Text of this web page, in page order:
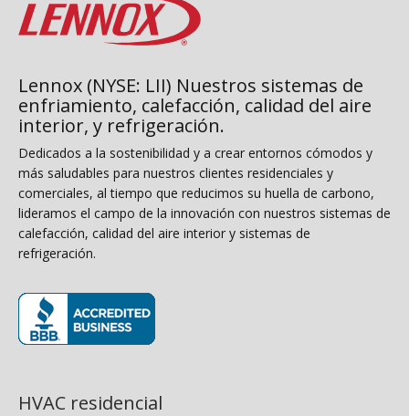
Lennox (NYSE: LII) Nuestros sistemas de
enfriamiento, calefacción, calidad del aire
interior, y refrigeración.
Dedicados a la sostenibilidad y a crear entornos cómodos y
más saludables para nuestros clientes residenciales y
comerciales, al tiempo que reducimos su huella de carbono,
lideramos el campo de la innovación con nuestros sistemas de
calefacción, calidad del aire interior y sistemas de
refrigeración.
HVAC residencial